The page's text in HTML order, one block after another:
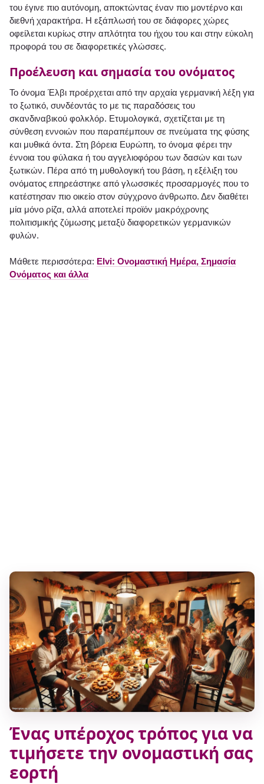
του έγινε πιο αυτόνομη, αποκτώντας έναν πιο μοντέρνο και
διεθνή χαρακτήρα. Η εξάπλωσή του σε διάφορες χώρες
οφείλεται κυρίως στην απλότητα του ήχου του και στην εύκολη
προφορά του σε διαφορετικές γλώσσες.
Προέλευση και σημασία του ονόματος
Το όνομα Έλβι προέρχεται από την αρχαία γερμανική λέξη για
το ξωτικό, συνδέοντάς το με τις παραδόσεις του
σκανδιναβικού φολκλόρ. Ετυμολογικά, σχετίζεται με τη
σύνθεση εννοιών που παραπέμπουν σε πνεύματα της φύσης
και μυθικά όντα. Στη βόρεια Ευρώπη, το όνομα φέρει την
έννοια του φύλακα ή του αγγελιοφόρου των δασών και των
ξωτικών. Πέρα από τη μυθολογική του βάση, η εξέλιξη του
ονόματος επηρεάστηκε από γλωσσικές προσαρμογές που το
κατέστησαν πιο οικείο στον σύγχρονο άνθρωπο. Δεν διαθέτει
μία μόνο ρίζα, αλλά αποτελεί προϊόν μακρόχρονης
πολιτισμικής ζύμωσης μεταξύ διαφορετικών γερμανικών
φυλών.
Μάθετε περισσότερα: Elvi: Ονομαστική Ημέρα, Σημασία
Ονόματος και άλλα
Ένας υπέροχος τρόπος για να
τιμήσετε την ονομαστική σας
εορτή